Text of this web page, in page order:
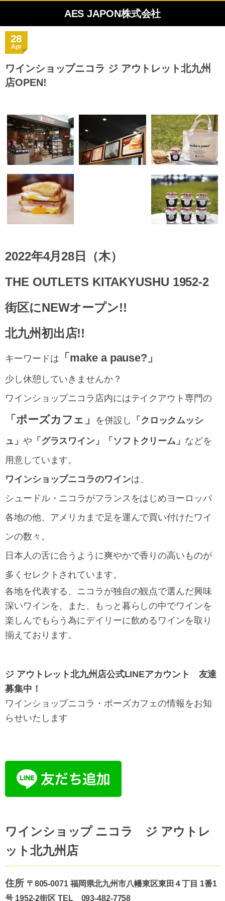
AES JAPON株式会社
28
Apr
ワインショップニコラ ジ アウトレット北九州
店OPEN!
2022年4月28日（木）
THE OUTLETS KITAKYUSHU 1952-2
街区にNEWオープン!!
北九州初出店!!
キーワードは 「make a pause?」
少し休憩していきませんか？
ワインショップニコラ店内にはテイクアウト専門の
「ポーズカフェ」 を併設し 「クロックムッシ
ュ」 や 「グラスワイン」「ソフトクリーム」 などを
用意しています。
ワインショップニコラのワインは、
シュードル・ニコラがフランスをはじめヨーロッパ
各地の他、アメリカまで足を運んで買い付けたワイ
ンの数々。
日本人の舌に合うように爽やかで香りの高いものが
多くセレクトされています。
各地を代表する、ニコラが独自の観点で選んだ興味
深いワインを、また、もっと暮らしの中でワインを
楽しんでもらう為にデイリーに飲めるワインを取り
揃えております。
ジ アウトレット北九州店公式LINEアカウント 友達
募集中！
ワインショップニコラ・ポーズカフェの情報をお知
らせいたします
ワインショップ ニコラ ジ アウトレ
ット北九州店
住所 〒805-0071 福岡県北九州市八幡東区東田４丁目 1番1
号 1952-2街区 TEL 093-482-7758